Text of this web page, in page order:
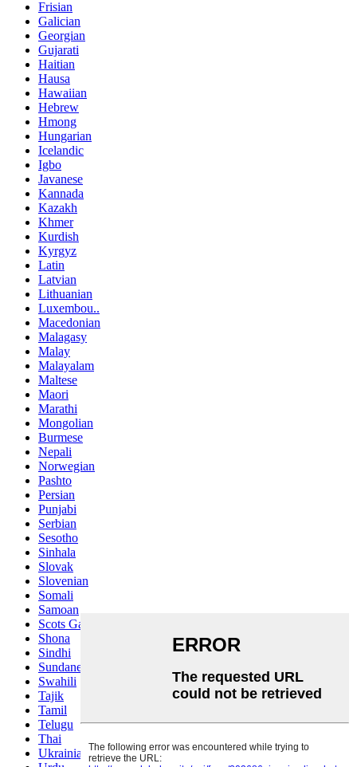
Frisian
Galician
Georgian
Gujarati
Haitian
Hausa
Hawaiian
Hebrew
Hmong
Hungarian
Icelandic
Igbo
Javanese
Kannada
Kazakh
Khmer
Kurdish
Kyrgyz
Latin
Latvian
Lithuanian
Luxembou..
Macedonian
Malagasy
Malay
Malayalam
Maltese
Maori
Marathi
Mongolian
Burmese
Nepali
Norwegian
Pashto
Persian
Punjabi
Serbian
Sesotho
Sinhala
Slovak
Slovenian
Somali
Samoan
Scots Gaelic
Shona
Sindhi
Sundanese
Swahili
Tajik
Tamil
Telugu
Thai
Ukrainian